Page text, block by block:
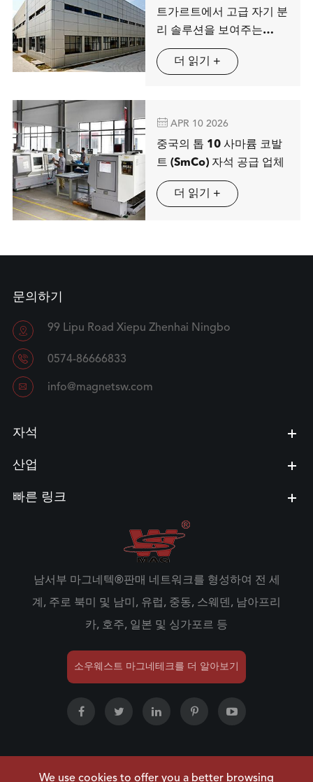
트가르트에서 고급 자기 분
리 솔루션을 보여주는
MAG SPRING
더 읽기 +
 APR 10 2026
중국의 톱 10 사마륨 코발
트 (SmCo) 자석 공급 업체
더 읽기 +
문의하기
 99 Lipu Road Xiepu Zhenhai Ningbo
 0574-86666833
 info@magnetsw.com
자석
산업
빠른 링크
남서부 마그네텍®판매 네트워크를 형성하여 전 세
계, 주로 북미 및 남미, 유럽, 중동, 스웨덴, 남아프리
카, 호주, 일본 및 싱가포르 등
소우웨스트 마그네테크를 더 알아보기
We use cookies to offer you a better browsing